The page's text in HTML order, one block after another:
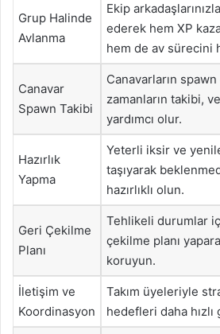
Grup Halinde
Avlanma
Ekip
ederek hem XP
hem de av sürecini
Canavar
Spawn Takibi
Canavarların
zamanların takibi,
yardımcı olur.
Hazırlık
Yapma
Yeterli iksir ve
taşıyarak
hazırlıklı olun.
Geri Çekilme
Planı
Tehlikeli durumlar
çekilme planı
koruyun.
İletişim ve
Koordinasyon
Takım üyeleriyle
hedefleri daha